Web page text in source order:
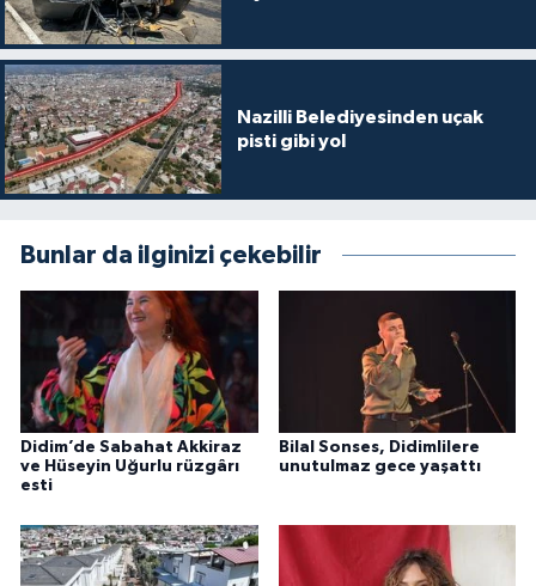
Nazilli Belediyesinden uçak
pisti gibi yol
Bunlar da ilginizi çekebilir
Didim’de Sabahat Akkiraz
ve Hüseyin Uğurlu rüzgârı
esti
Bilal Sonses, Didimlilere
unutulmaz gece yaşattı